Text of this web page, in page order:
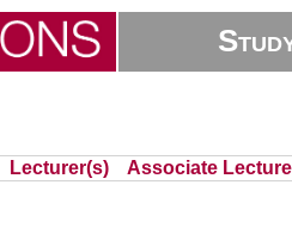
Lecturer(s) Associate